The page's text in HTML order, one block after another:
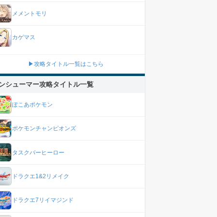
メメントモリ
カゲマス
▶攻略タイトル一覧はこちら
シューマー攻略タイトル一覧
ぽこあポケモン
ポケモンチャンピオンズ
タスクバーヒーロー
ドラクエ1&2リメイク
ドラクエ7リイマジンド